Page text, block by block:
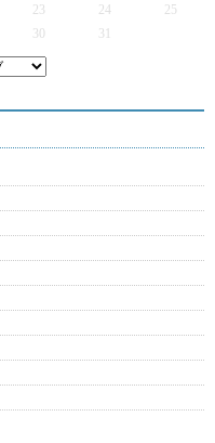
23 24
25
30 31